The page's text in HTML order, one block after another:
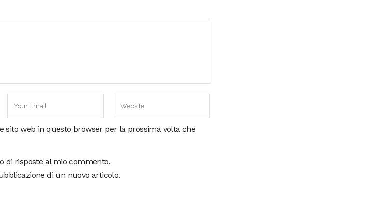
sito web in questo browser per la prossima volta che
di risposte al mio commento.
di un nuovo articolo.